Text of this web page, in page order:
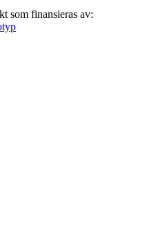
som finansieras av: